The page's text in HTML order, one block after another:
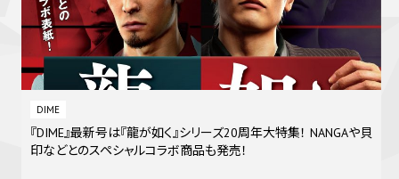
DIME
『DIME』最新号は『龍が如く』シリーズ20周年大特集！ NANGAや貝
印などとのスペシャルコラボ商品も発売！